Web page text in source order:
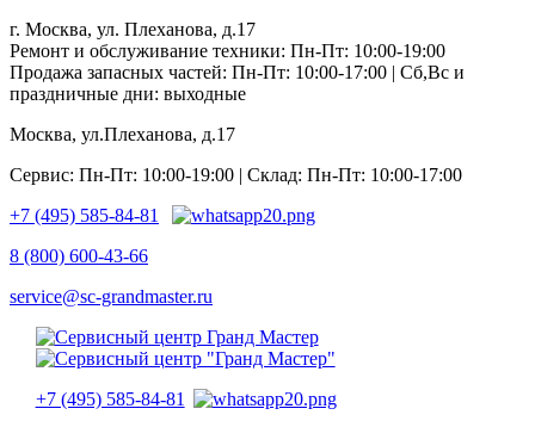
г. Москва, ул. Плеханова, д.17
Ремонт и обслуживание техники: Пн-Пт: 10:00-19:00
Продажа запасных частей: Пн-Пт: 10:00-17:00 | Сб,Вс и
праздничные дни: выходные
Москва, ул.Плеханова, д.17
Сервис: Пн-Пт: 10:00-19:00 | Склад: Пн-Пт: 10:00-17:00
+7 (495) 585-84-81
8 (800) 600-43-66
service@sc-grandmaster.ru
+7 (495) 585-84-81